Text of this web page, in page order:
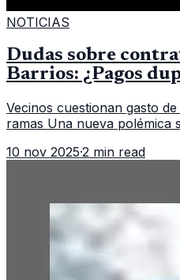
NOTICIAS
Dudas sobre
Barrios: ¿Pagos
Vecinos cuestionan gasto
ramas Una nueva polémica
municipal que asigna casi
10 nov 2025·2 min read